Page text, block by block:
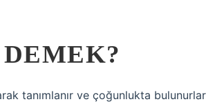
tanımlanır ve çoğunlukta